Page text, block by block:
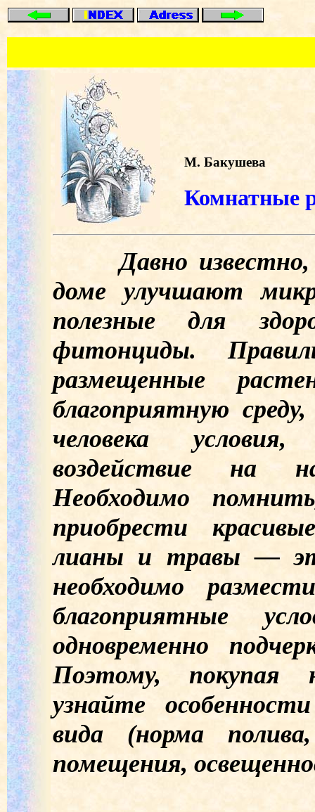
М. Бакушева
Комнатные
Давно известно,
доме улучшают
полезные для
фитонциды.
размещенные
благоприятную
человека
воздействие на
Необходимо
приобрести
лианы и травы —
необходимо
благоприятные
одновременно
Поэтому, покупая
узнайте
вида (норма
помещения,